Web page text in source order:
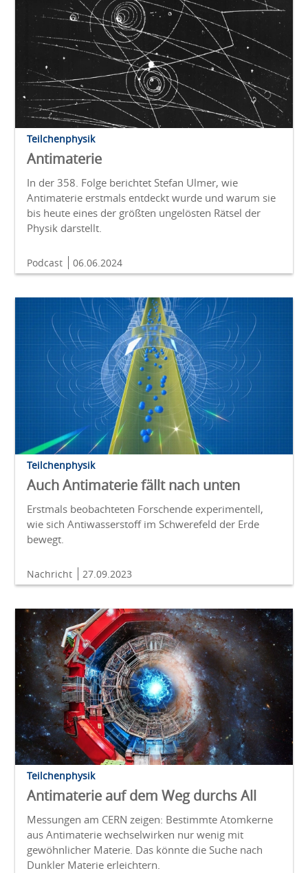
Teilchenphysik
Antimaterie
In der 358. Folge berichtet Stefan Ulmer, wie
Antimaterie erstmals entdeckt wurde und warum sie
bis heute eines der größten ungelösten Rätsel der
Physik darstellt.
Podcast 06.06.2024
Teilchenphysik
Auch Antimaterie fällt nach unten
Erstmals beobachteten Forschende experimentell,
wie sich Antiwasserstoff im Schwerefeld der Erde
bewegt.
Nachricht 27.09.2023
Teilchenphysik
Antimaterie auf dem Weg durchs All
Messungen am CERN zeigen: Bestimmte Atomkerne
aus Antimaterie wechselwirken nur wenig mit
gewöhnlicher Materie. Das könnte die Suche nach
Dunkler Materie erleichtern.